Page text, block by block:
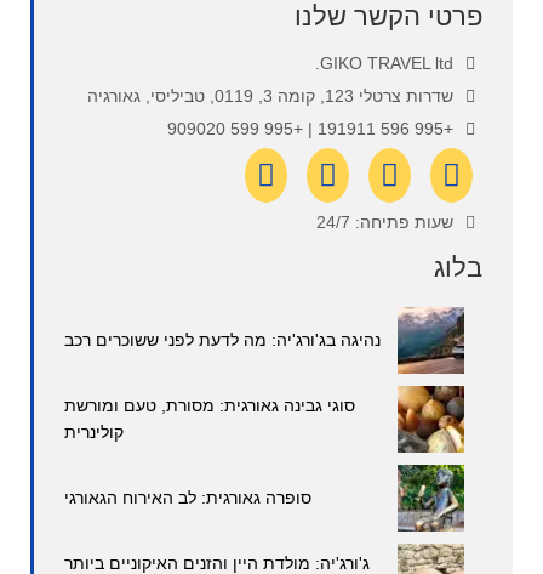
פרטי הקשר שלנו
שדרות צרטלי 123, קומה 3, 0119, טביליסי, גאורגיה
+995 596 191911 | +995 599 909020
שעות פתיחה: 24/7
בלוג
נהיגה בג'ורג'יה: מה לדעת לפני ששוכרים רכב
סוגי גבינה גאורגית: מסורת, טעם ומורשת
קולינרית
סופרה גאורגית: לב האירוח הגאורגי
ג'ורג'יה: מולדת היין והזנים האיקוניים ביותר